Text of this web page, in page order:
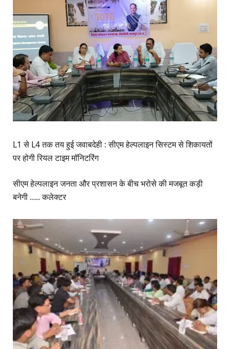
L1 से L4 तक तय हुई जवाबदेही : सीएम हेल्पलाइन सिस्टम से शिकायतों
पर होगी रियल टाइम मॉनिटरिंग
सीएम हेल्पलाइन जनता और प्रशासन के बीच भरोसे की मजबूत कड़ी
बनेगी ….. कलेक्टर